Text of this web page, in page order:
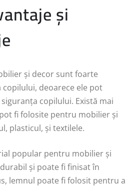
și
și decor sunt foarte
deoarece ele pot
copilului. Există mai
fi folosite pentru mobilier și
plasticul, și textilele.
popular pentru mobilier și
și poate fi finisat în
lemnul poate fi folosit pentru a